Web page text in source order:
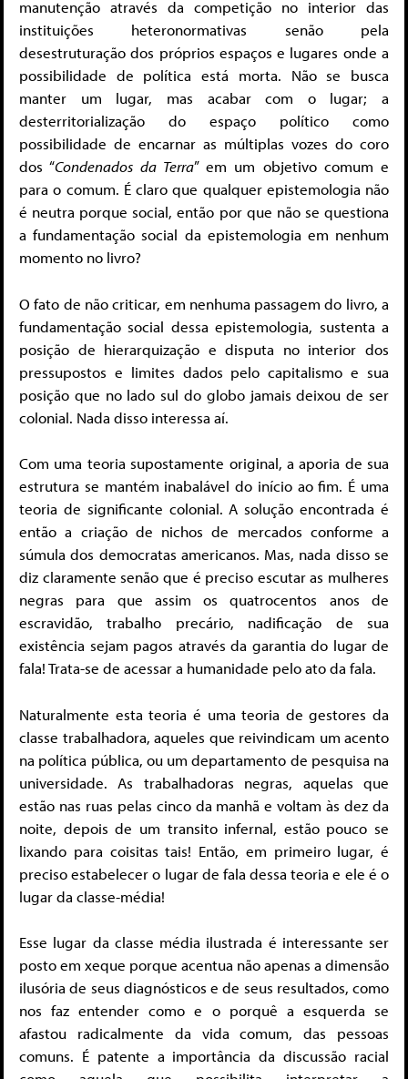
manutenção através da competição no interior das
instituições heteronormativas senão pela
desestruturação dos próprios espaços e lugares onde a
possibilidade de política está morta. Não se busca
manter um lugar, mas acabar com o lugar; a
desterritorialização do espaço político como
possibilidade de encarnar as múltiplas vozes do coro
dos “Condenados da Terra” em um objetivo comum e
para o comum. É claro que qualquer epistemologia não
é neutra porque social, então por que não se questiona
a fundamentação social da epistemologia em nenhum
momento no livro?
O fato de não criticar, em nenhuma passagem do livro, a
fundamentação social dessa epistemologia, sustenta a
posição de hierarquização e disputa no interior dos
pressupostos e limites dados pelo capitalismo e sua
posição que no lado sul do globo jamais deixou de ser
colonial. Nada disso interessa aí.
Com uma teoria supostamente original, a aporia de sua
estrutura se mantém inabalável do início ao fim. É uma
teoria de significante colonial. A solução encontrada é
então a criação de nichos de mercados conforme a
súmula dos democratas americanos. Mas, nada disso se
diz claramente senão que é preciso escutar as mulheres
negras para que assim os quatrocentos anos de
escravidão, trabalho precário, nadificação de sua
existência sejam pagos através da garantia do lugar de
fala! Trata-se de acessar a humanidade pelo ato da fala.
Naturalmente esta teoria é uma teoria de gestores da
classe trabalhadora, aqueles que reivindicam um acento
na política pública, ou um departamento de pesquisa na
universidade. As trabalhadoras negras, aquelas que
estão nas ruas pelas cinco da manhã e voltam às dez da
noite, depois de um transito infernal, estão pouco se
lixando para coisitas tais! Então, em primeiro lugar, é
preciso estabelecer o lugar de fala dessa teoria e ele é o
lugar da classe-média!
Esse lugar da classe média ilustrada é interessante ser
posto em xeque porque acentua não apenas a dimensão
ilusória de seus diagnósticos e de seus resultados, como
nos faz entender como e o porquê a esquerda se
afastou radicalmente da vida comum, das pessoas
comuns. É patente a importância da discussão racial